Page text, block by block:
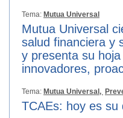
Tema: Mutua Universal
Mutua Universal
salud financiera y
y presenta su
innovadores,
Tema: Mutua Universal,
TCAEs: hoy es su